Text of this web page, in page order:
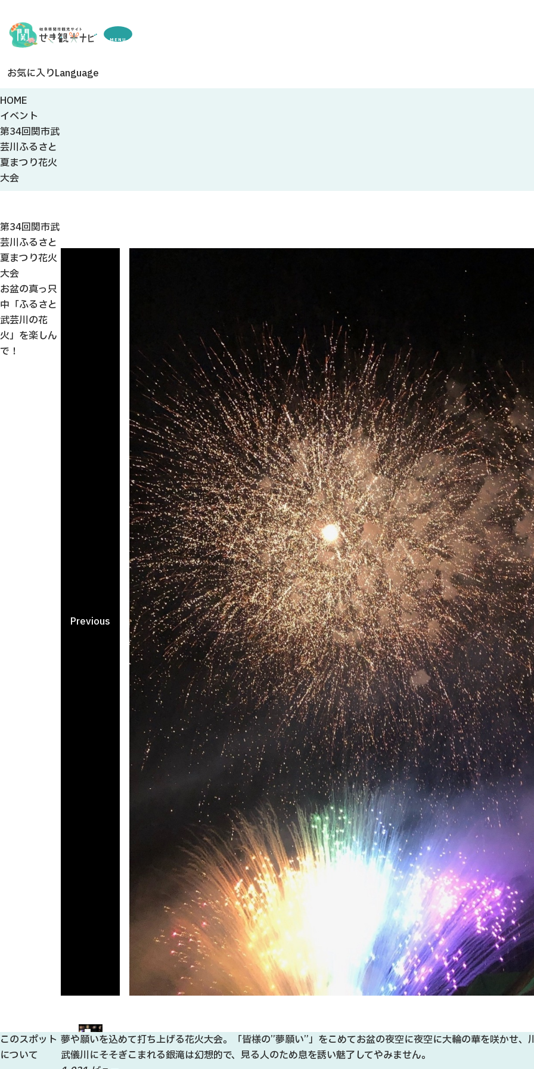
MENU
お気に入りLanguage
HOME
イベント
第34回関市武
芸川ふるさと
夏まつり花火
大会
第34回関市武
芸川ふるさと
夏まつり花火
大会
お盆の真っ只
中「ふるさと
武芸川の花
火」を楽しん
で！
Previous
このスポット
について
夢や願いを込めて打ち上げる花火大会。「皆様の”夢願い”」をこめてお盆の夜空に夜空に大輪の華を咲かせ、
武儀川にそそぎこまれる銀滝は幻想的で、見る人のため息を誘い魅了してやみません。